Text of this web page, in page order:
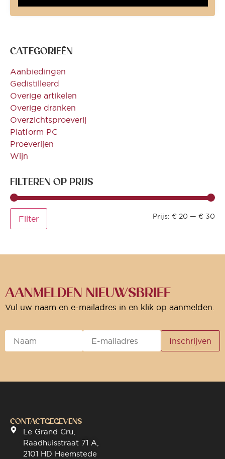
CATEGORIEËN
Aanbiedingen
Gedistilleerd
Overige artikelen
Overige dranken
Overzichtsproeverij
Platform PC
Proeverijen
Wijn
FILTEREN OP PRIJS
Filter Prijs: € 20 — € 30
AANMELDEN NIEUWSBRIEF
Vul uw naam en e-mailadres in en klik op aanmelden.
CONTACTGEGEVENS
Le Grand Cru,
Raadhuisstraat 71 A,
2101 HD Heemstede